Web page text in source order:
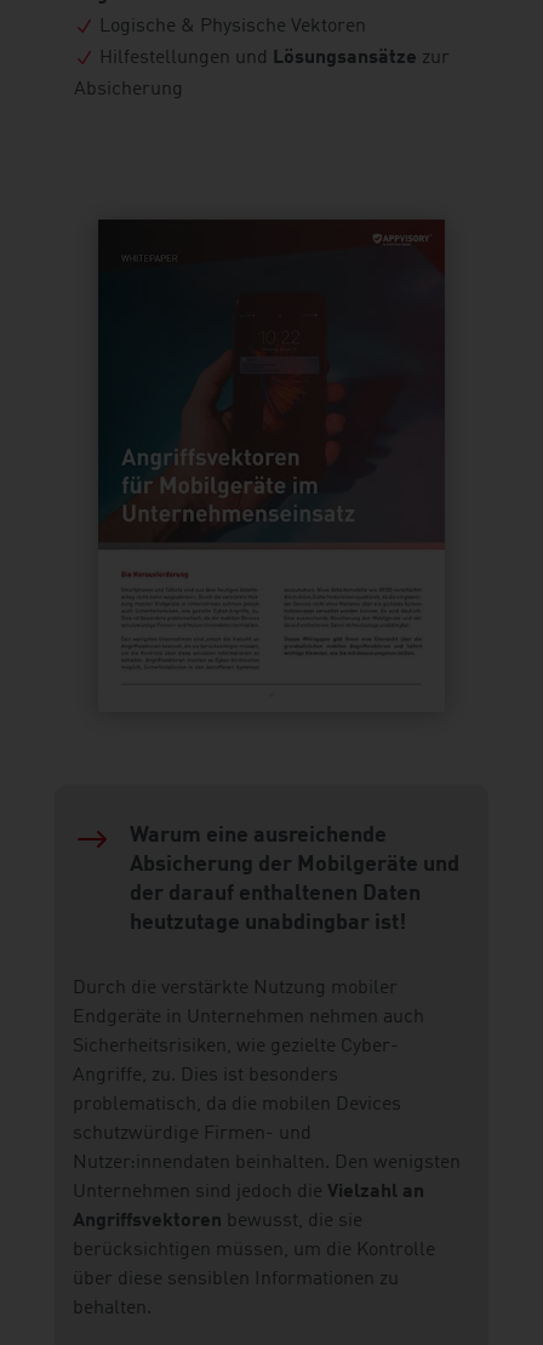
Logische & Physische Vektoren
Hilfestellungen und
Lösungsansätze zur
Absicherung
$
Warum eine ausreichende
Absicherung der Mobilgeräte und
der darauf enthaltenen Daten
heutzutage unabdingbar ist!
Durch die verstärkte Nutzung mobiler
Endgeräte in Unternehmen nehmen auch
Sicherheitsrisiken, wie gezielte Cyber-
Angriffe, zu. Dies ist besonders
problematisch, da die mobilen Devices
schutzwürdige Firmen- und
Nutzer:innendaten beinhalten. Den wenigsten
Unternehmen sind jedoch die Vielzahl an
Angriffsvektoren bewusst, die sie
berücksichtigen müssen, um die Kontrolle
über diese sensiblen Informationen zu
behalten.